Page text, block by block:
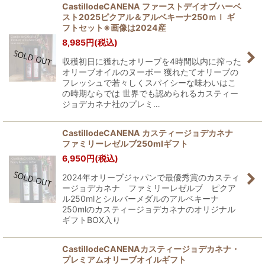
絞り込む
CastillodeCANENA ファーストデイオブハーベ
スト2025ピクアル＆アルベキーナ250ｍｌ ギ
フトセット※画像は2024産
8,985円(税込)
収穫初日に獲れたオリーブを4時間以内に搾った
オリーブオイルのヌーボー 獲れたてオリーブの
フレッシュで若々しくスパイシーな味わいはこ
の時期ならでは 世界でも認められるカスティー
ジョデカネナ社のプレミ…
CastillodeCANENA カスティージョデカネナ
ファミリーレゼルブ250mlギフト
6,950円(税込)
2024年オリーブジャパンで最優秀賞のカスティ
ージョデカネナ ファミリーレゼルブ ピクア
ル250mlとシルバーメダルのアルベキーナ
250mlのカスティージョデカネナのオリジナル
ギフトBOX入り
CastillodeCANENAカスティージョデカネナ・
プレミアムオリーブオイルギフト